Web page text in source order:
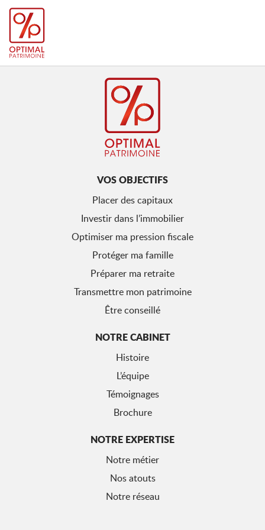
VOS OBJECTIFS
Placer des capitaux
Investir dans l’immobilier
Optimiser ma pression fiscale
Protéger ma famille
Préparer ma retraite
Transmettre mon patrimoine
Être conseillé
NOTRE CABINET
Histoire
L’équipe
Témoignages
Brochure
NOTRE EXPERTISE
Notre métier
Nos atouts
Notre réseau